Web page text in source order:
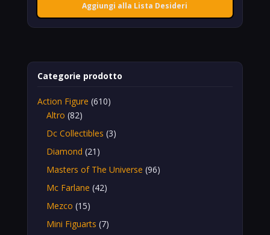
Aggiungi alla Lista Desideri
Categorie prodotto
Action Figure (610)
Altro (82)
Dc Collectibles (3)
Diamond (21)
Masters of The Universe (96)
Mc Farlane (42)
Mezco (15)
Mini Figuarts (7)